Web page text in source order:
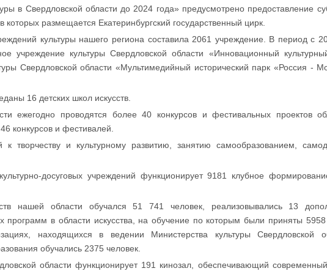
в Свердловской области до 2024 года» предусмотрено предоставление
размещается Екатеринбургский государственный цирк.
культуры нашего региона составила 2061 учреждение. В период с
учреждение культуры Свердловской области «Инновационный
Свердловской области «Мультимедийный исторический парк «Россия -
16 детских школ искусств.
ежегодно проводятся более 40 конкурсов и фестивальных проектов
конкурсов и фестивалей.
творчеству и культурному развитию, занятию самообразованием,
досуговых учреждений функционирует 9181 клубное
нашей области обучался 51 741 человек, реализовывались 13
программ в области искусства, на обучение по которым были приняты
находящихся в ведении Министерства культуры Свердловской
обучались 2375 человек.
области функционирует 191 кинозал, обеспечивающий